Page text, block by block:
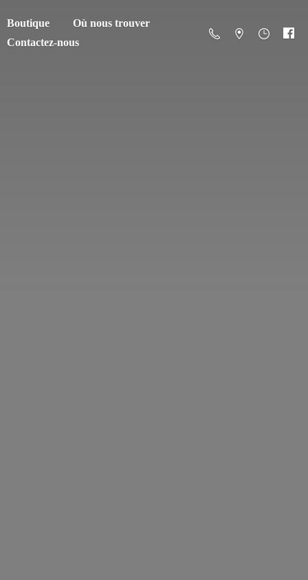
Boutique
Où nous trouver
Contactez-nous